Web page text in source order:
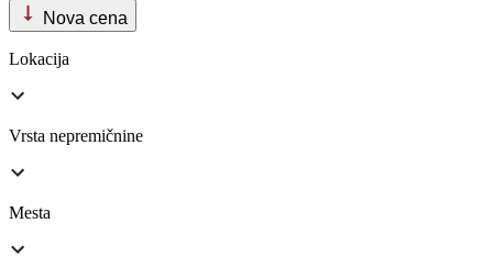
Nova cena
Lokacija
Vrsta nepremičnine
Mesta